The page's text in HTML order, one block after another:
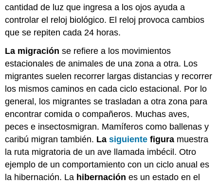
cantidad de luz que ingresa a los ojos ayuda a
controlar el reloj biológico. El reloj provoca cambios
que se repiten cada 24 horas.
La migración se refiere a los movimientos
estacionales de animales de una zona a otra. Los
migrantes suelen recorrer largas distancias y recorrer
los mismos caminos en cada ciclo estacional. Por lo
general, los migrantes se trasladan a otra zona para
encontrar comida o compañeros. Muchas aves,
peces e insectosmigran. Mamíferos como ballenas y
caribú migran también. Lasiguiente figura muestra
la ruta migratoria de un ave llamada imbécil. Otro
ejemplo de un comportamiento con un ciclo anual es
la hibernación. La hibernación es un estado en el